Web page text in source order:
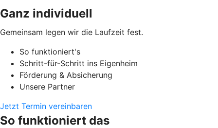
Ganz individuell
Gemeinsam legen wir die Laufzeit fest.
So funktioniert's
Schritt-für-Schritt ins Eigenheim
Förderung & Absicherung
Unsere Partner
Jetzt Termin vereinbaren
So funktioniert das